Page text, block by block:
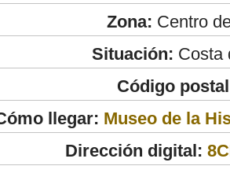
Zona: Centro
Situación: Costa
Código
llegar: Museo de la
Dirección digital: